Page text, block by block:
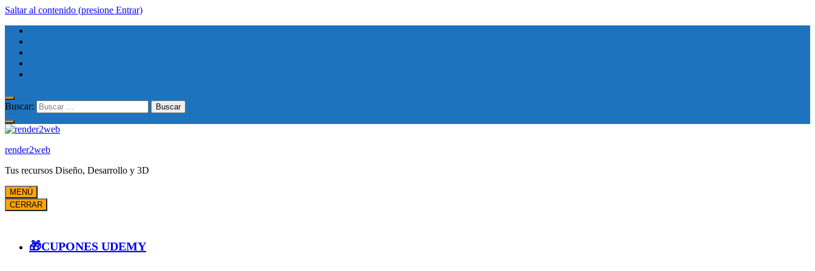
Saltar al contenido (presione Entrar)
Buscar:
render2web
Tus recursos Diseño, Desarrollo y 3D
MENÚ
CERRAR
🎁CUPONES UDEMY